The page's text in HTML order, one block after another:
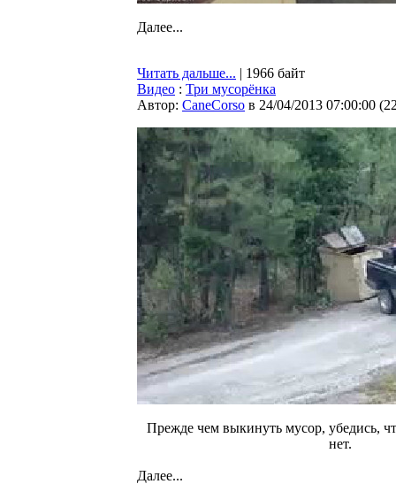
Далее...
Читать дальше... | 1966 байт
Видео : Три мусорёнка
Автор: CaneCorso в 24/04/2013 07:00:00 (
Прежде чем выкинуть мусор, убедись,
нет.
Далее...